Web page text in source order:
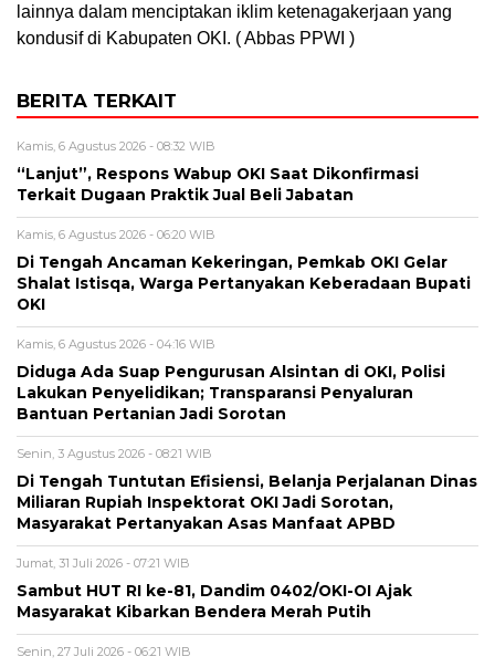
lainnya dalam menciptakan iklim ketenagakerjaan yang
kondusif di Kabupaten OKI. ( Abbas PPWI )
BERITA TERKAIT
Kamis, 6 Agustus 2026 - 08:32 WIB
“Lanjut”, Respons Wabup OKI Saat Dikonfirmasi
Terkait Dugaan Praktik Jual Beli Jabatan
Kamis, 6 Agustus 2026 - 06:20 WIB
Di Tengah Ancaman Kekeringan, Pemkab OKI Gelar
Shalat Istisqa, Warga Pertanyakan Keberadaan Bupati
OKI
Kamis, 6 Agustus 2026 - 04:16 WIB
Diduga Ada Suap Pengurusan Alsintan di OKI, Polisi
Lakukan Penyelidikan; Transparansi Penyaluran
Bantuan Pertanian Jadi Sorotan
Senin, 3 Agustus 2026 - 08:21 WIB
Di Tengah Tuntutan Efisiensi, Belanja Perjalanan Dinas
Miliaran Rupiah Inspektorat OKI Jadi Sorotan,
Masyarakat Pertanyakan Asas Manfaat APBD
Jumat, 31 Juli 2026 - 07:21 WIB
Sambut HUT RI ke-81, Dandim 0402/OKI-OI Ajak
Masyarakat Kibarkan Bendera Merah Putih
Senin, 27 Juli 2026 - 06:21 WIB